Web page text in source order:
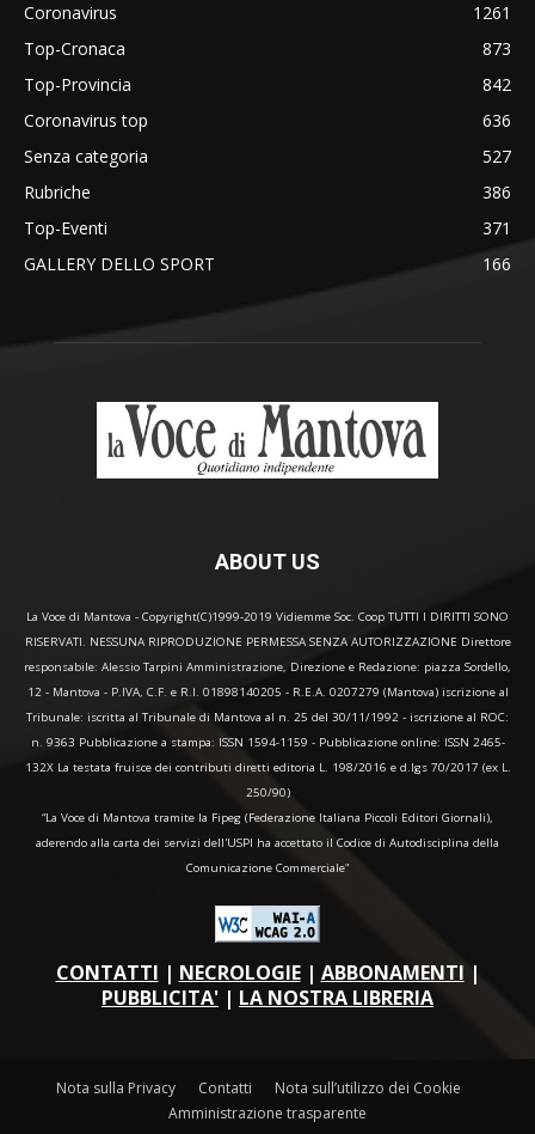
Coronavirus
1261
Top-Cronaca
873
Top-Provincia
842
Coronavirus top
636
Senza categoria
527
Rubriche
386
Top-Eventi
371
GALLERY DELLO SPORT
166
ABOUT US
La Voce di Mantova - Copyright(C)1999-2019 Vidiemme Soc. Coop TUTTI I DIRITTI SONO
RISERVATI. NESSUNA RIPRODUZIONE PERMESSA SENZA AUTORIZZAZIONE Direttore
responsabile: Alessio Tarpini Amministrazione, Direzione e Redazione: piazza Sordello,
12 - Mantova - P.IVA, C.F. e R.I. 01898140205 - R.E.A. 0207279 (Mantova) iscrizione al
Tribunale: iscritta al Tribunale di Mantova al n. 25 del 30/11/1992 - iscrizione al ROC:
n. 9363 Pubblicazione a stampa: ISSN 1594-1159 - Pubblicazione online: ISSN 2465-
132X La testata fruisce dei contributi diretti editoria L. 198/2016 e d.lgs 70/2017 (ex L.
250/90)
“La Voce di Mantova tramite la Fipeg (Federazione Italiana Piccoli Editori Giornali),
aderendo alla carta dei servizi dell'USPI ha accettato il Codice di Autodisciplina della
Comunicazione Commerciale"
CONTATTI | NECROLOGIE| ABBONAMENTI |
PUBBLICITA' | LA NOSTRA LIBRERIA
Nota sulla Privacy Contatti
Nota sull’utilizzo dei Cookie
Amministrazione trasparente